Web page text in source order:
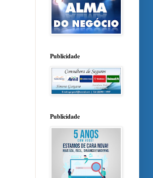
Publicidade
Publicidade